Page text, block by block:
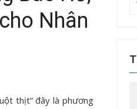
Nhân
thịt” đây là phương